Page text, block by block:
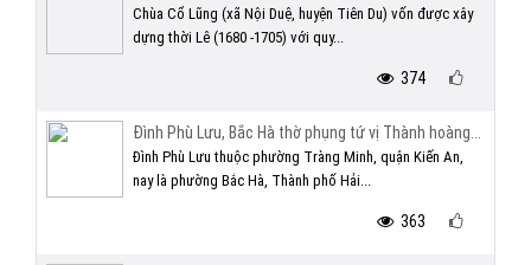
Chùa Cổ Lũng (xã Nội Duệ, huyện Tiên Du) vốn được xây
dựng thời Lê (1680 -1705) với quy...
374
Đình Phù Lưu, Bắc Hà thờ phụng tứ vị Thành hoàng...
Đình Phù Lưu thuộc phường Tràng Minh, quận Kiến An,
nay là phường Bắc Hà, Thành phố Hải...
363